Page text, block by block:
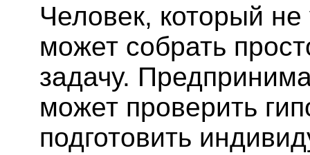
Человек, который
может собрать
задачу.
может проверить
подготовить